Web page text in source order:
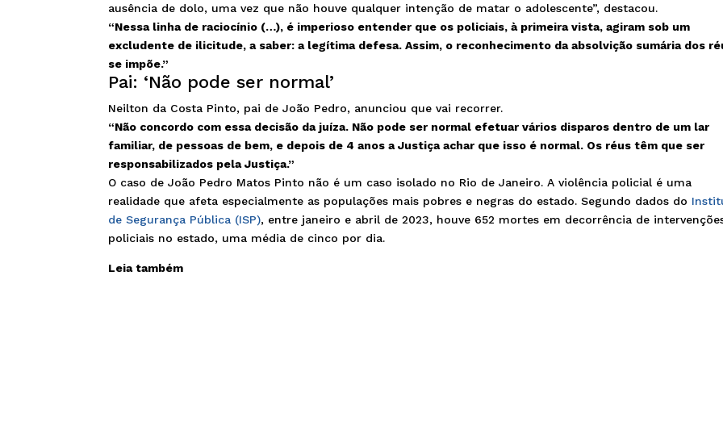
ausência de dolo, uma vez que não houve qualquer intenção de matar o adolescente”, destacou.
“Nessa linha de raciocínio (…), é imperioso entender que os policiais, à primeira vista, agiram sob um
excludente de ilicitude, a saber: a legítima defesa. Assim, o reconhecimento da absolvição sumária dos
se impõe.”
Pai: ‘Não pode ser normal’
Neilton da Costa Pinto, pai de João Pedro, anunciou que vai recorrer.
“Não concordo com essa decisão da juíza. Não pode ser normal efetuar vários disparos dentro de um lar
familiar, de pessoas de bem, e depois de 4 anos a Justiça achar que isso é normal. Os réus têm que ser
responsabilizados pela Justiça.”
O caso de João Pedro Matos Pinto não é um caso isolado no Rio de Janeiro. A violência policial é uma
realidade que afeta especialmente as populações mais pobres e negras do estado. Segundo dados do
de Segurança Pública (ISP), entre janeiro e abril de 2023, houve 652 mortes em decorrência de
policiais no estado, uma média de cinco por dia.
Leia também